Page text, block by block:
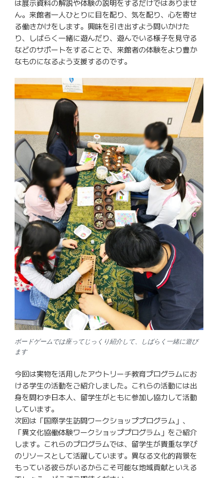
は展示資料の解説や体験の説明をするだけではありませ
ん。来館者一人ひとりに目を配り、気を配り、心を寄せ
る働きかけをします。興味を引き出すよう問いかけた
り、しばらく一緒に遊んだり、遊んでいる様子を見守る
などのサポートをすることで、来館者の体験をより豊か
なものになるよう支援するのです。
ボードゲームでは座ってじっくり紹介して、しばらく一緒に遊び
ます
今回は実物を活用したアウトリーチ教育プログラムにお
ける学生の活動をご紹介しました。これらの活動には出
身を問わず日本人、留学生がともに参加し協力して活動
しています。
次回は「国際学生訪問ワークショッププログラム」、
「異文化協働体験ワークショッププログラム」をご紹介
します。これらのプログラムでは、留学生が貴重な学び
のリソースとして活躍しています。異なる文化的背景を
もっている彼らがいるからこそ可能な地域貢献といえる